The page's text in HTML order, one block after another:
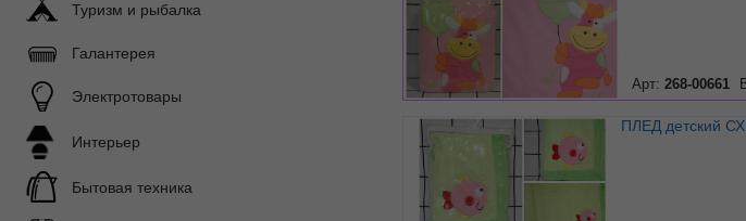
Арт: 268-00661
ПЛЕД детский
Туризм и рыбалка
Галантерея
Электротовары
Интерьер
Бытовая техника